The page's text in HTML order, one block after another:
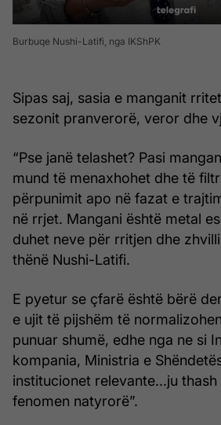
Burbuqe Nushi-Latifi, nga IKShPK
Sipas saj, sasia e manganit
sezonit pranverorë, veror dhe
“Pse janë telashet? Pasi
mund të menaxhohet dhe të
përpunimit apo në fazat e
në rrjet. Mangani është metal
duhet neve për rritjen dhe
thënë Nushi-Latifi.
E pyetur se çfarë është bërë
e ujit të pijshëm të
punuar shumë, edhe nga ne si
kompania, Ministria e
institucionet relevante...ju
fenomen natyrorë”.